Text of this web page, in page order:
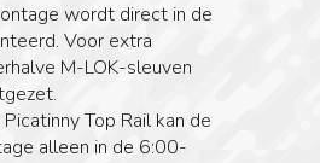
wordt direct in de
Voor extra
M-LOK-sleuven
Top Rail kan de
alleen in de 6:00-